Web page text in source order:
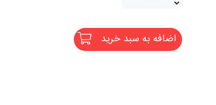
اضافه به سبد خرید